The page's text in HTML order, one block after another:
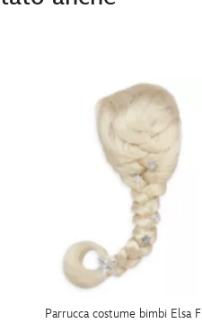
Parrucca costume bimbi Elsa